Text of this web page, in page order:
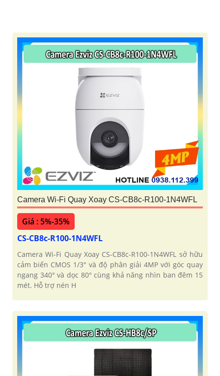
Camera Wi-Fi Quay Xoay CS-CB8c-R100-1N4WFL
Giá : 5%-35%
CS-CB8c-R100-1N4WFL
Camera Wi-Fi Quay Xoay CS-CB8c-R100-1N4WFL sở hữu
cảm biến CMOS 1/3" và độ phân giải 4MP với góc quay
ngang 340° và dọc 80° cùng khả năng nhìn ban đêm 15
mét. Hỗ trợ nén H